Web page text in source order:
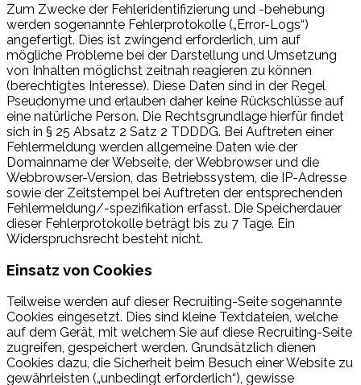
Zum Zwecke der Fehleridentifizierung und -behebung
werden sogenannte Fehlerprotokolle („Error-Logs“)
angefertigt. Dies ist zwingend erforderlich, um auf
mögliche Probleme bei der Darstellung und Umsetzung
von Inhalten möglichst zeitnah reagieren zu können
(berechtigtes Interesse). Diese Daten sind in der Regel
Pseudonyme und erlauben daher keine Rückschlüsse auf
eine natürliche Person. Die Rechtsgrundlage hierfür findet
sich in § 25 Absatz 2 Satz 2 TDDDG. Bei Auftreten einer
Fehlermeldung werden allgemeine Daten wie der
Domainname der Webseite, der Webbrowser und die
Webbrowser-Version, das Betriebssystem, die IP-Adresse
sowie der Zeitstempel bei Auftreten der entsprechenden
Fehlermeldung/-spezifikation erfasst. Die Speicherdauer
dieser Fehlerprotokolle beträgt bis zu 7 Tage. Ein
Widerspruchsrecht besteht nicht.
Einsatz von Cookies
Teilweise werden auf dieser Recruiting-Seite sogenannte
Cookies eingesetzt. Dies sind kleine Textdateien, welche
auf dem Gerät, mit welchem Sie auf diese Recruiting-Seite
zugreifen, gespeichert werden. Grundsätzlich dienen
Cookies dazu, die Sicherheit beim Besuch einer Website zu
gewährleisten („unbedingt erforderlich“), gewisse